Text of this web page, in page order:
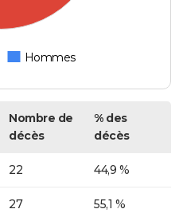
Hommes
Nombre de
décès
% des
décès
22 44,9 %
27 55,1 %